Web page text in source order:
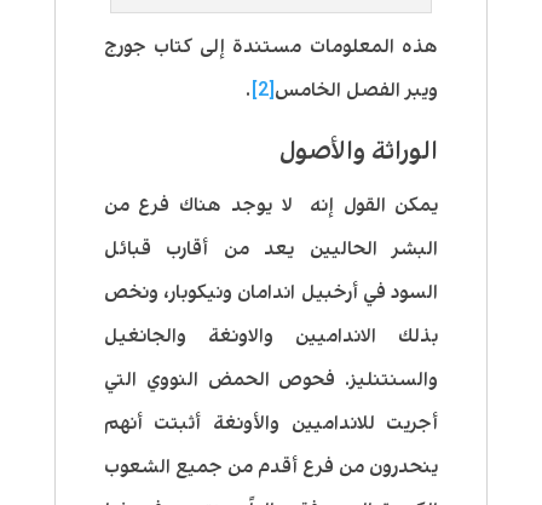
هذه المعلومات مستندة إلى كتاب جورج
ويبر الفصل الخامس[2]
.
الوراثة والأصول
يمكن القول إنه لا يوجد هناك فرع من
البشر الحاليين يعد من أقارب قبائل
السود في أرخبيل اندامان ونيكوبار، ونخص
بذلك الانداميين والاونغة والجانغيل
والسنتنليز. فحوص الحمض النووي التي
أجريت للانداميين والأونغة أثبتت أنهم
ينحدرون من فرع أقدم من جميع الشعوب